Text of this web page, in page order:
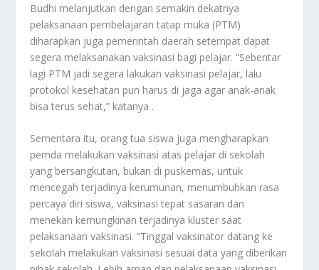
Budhi melanjutkan dengan semakin dekatnya
pelaksanaan pembelajaran tatap muka (PTM)
diharapkan juga pemerintah daerah setempat dapat
segera melaksanakan vaksinasi bagi pelajar. “Sebentar
lagi PTM jadi segera lakukan vaksinasi pelajar, lalu
protokol kesehatan pun harus di jaga agar anak-anak
bisa terus sehat,” katanya .
Sementara itu, orang tua siswa juga mengharapkan
pemda melakukan vaksinasi atas pelajar di sekolah
yang bersangkutan, bukan di puskemas, untuk
mencegah terjadinya kerumunan, menumbuhkan rasa
percaya diri siswa, vaksinasi tepat sasaran dan
menekan kemungkinan terjadinya kluster saat
pelaksanaan vaksinasi. “Tinggal vaksinator datang ke
sekolah melakukan vaksinasi sesuai data yang diberikan